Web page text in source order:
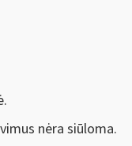
nėra siūloma.